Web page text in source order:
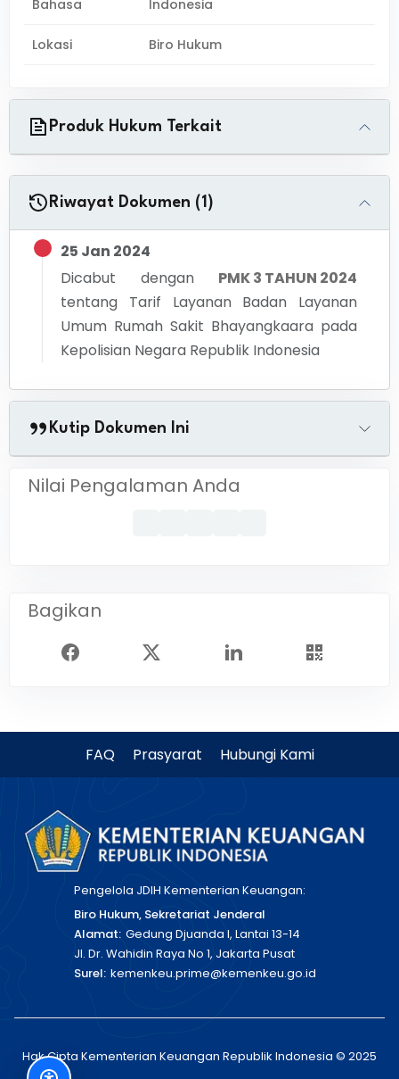
Bahasa Indonesia
Lokasi Biro Hukum
Produk Hukum Terkait
Riwayat Dokumen (1)
25 Jan 2024
Dicabut dengan
PMK 3 TAHUN 2024
tentang Tarif Layanan Badan Layanan
Umum Rumah Sakit Bhayangkaara pada
Kepolisian Negara Republik Indonesia
Kutip Dokumen Ini
Nilai Pengalaman Anda
Bagikan
FAQ Prasyarat Hubungi Kami
Pengelola JDIH Kementerian Keuangan:
Biro Hukum, Sekretariat Jenderal
Alamat: Gedung Djuanda I, Lantai 13-14
Jl. Dr. Wahidin Raya No 1, Jakarta Pusat
Surel: kemenkeu.prime@kemenkeu.go.id
Hak Cipta Kementerian Keuangan Republik Indonesia © 2025